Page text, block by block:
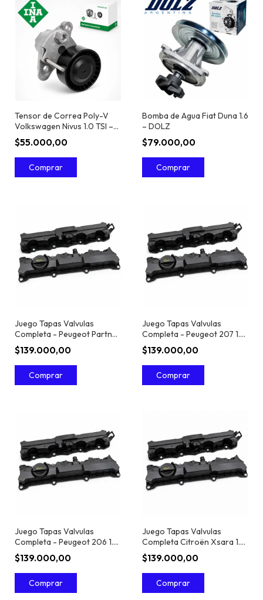
Tensor de Correa Poly-V
Volkswagen Nivus 1.0 TSI –
INA
$55.000,00
Bomba de Agua Fiat Duna 1.6
– DOLZ
$79.000,00
Juego Tapas Valvulas
Completa - Peugeot Partner
1.6 16V
$139.000,00
Juego Tapas Valvulas
Completa - Peugeot 207 1.6
16V
$139.000,00
Juego Tapas Valvulas
Completa - Peugeot 206 1.6
16V
$139.000,00
Juego Tapas Valvulas
Completa Citroën Xsara 1.6
16V
$139.000,00